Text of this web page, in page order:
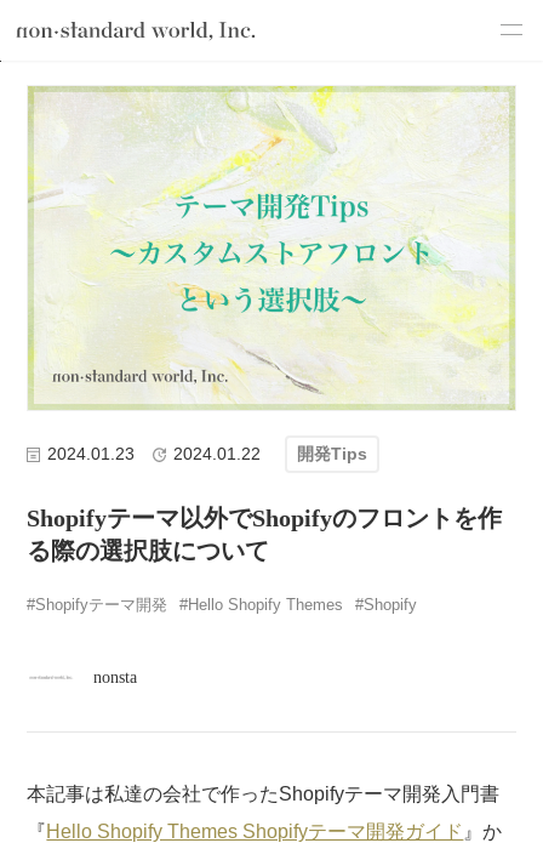
about
csr
service
works
flow
shop
blog
recruit
atelier
TOP ブログ テクノロジー Shopify開発 Shopifyテーマ開発
2024.01.23 2024.01.22 開発Tips
Shopifyテーマ以外でShopifyのフロントを作
る際の選択肢について
Shopifyテーマ開発 Hello Shopify Themes Shopify
nonsta
本記事は私達の会社で作ったShopifyテーマ開発入門書
『Hello Shopify Themes Shopifyテーマ開発ガイド 』か